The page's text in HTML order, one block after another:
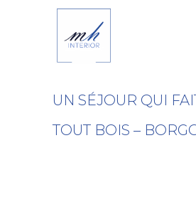
UN SÉJOUR QUI
TOUT BOIS –